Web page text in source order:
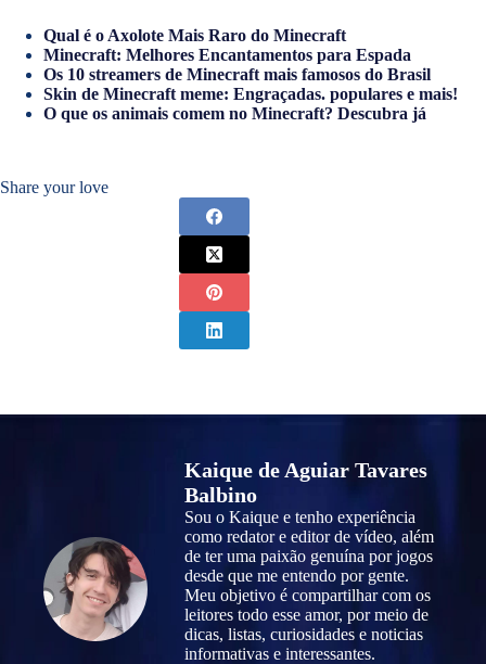
Qual é o Axolote Mais Raro do Minecraft
Minecraft: Melhores Encantamentos para Espada
Os 10 streamers de Minecraft mais famosos do Brasil
Skin de Minecraft meme: Engraçadas. populares e mais!
O que os animais comem no Minecraft? Descubra já
Share your love
Kaique de Aguiar Tavares
Balbino
Sou o Kaique e tenho experiência
como redator e editor de vídeo, além
de ter uma paixão genuína por jogos
desde que me entendo por gente.
Meu objetivo é compartilhar com os
leitores todo esse amor, por meio de
dicas, listas, curiosidades e noticias
informativas e interessantes.